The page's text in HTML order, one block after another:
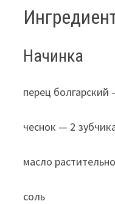
Начинка
перец болгарский
чеснок — 2
масло
соль